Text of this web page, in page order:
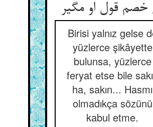
خصم قول او مگیر
Birisi yalnız gelse
yüzlerce şikâyette
bulunsa, yüzlerce
feryat etse bile
ha, sakın... Hasmı
olmadıkça sözünü
kabul etme.